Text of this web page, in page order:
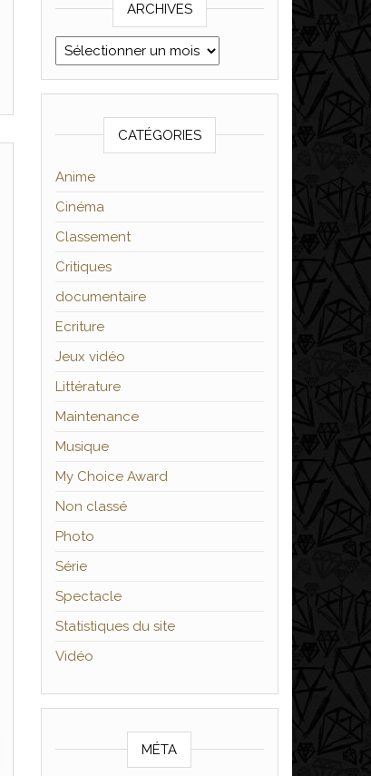
ARCHIVES
Archives
CATÉGORIES
Anime
Cinéma
Classement
Critiques
documentaire
Ecriture
Jeux vidéo
Littérature
Maintenance
Musique
My Choice Award
Non classé
Photo
Série
Spectacle
Statistiques du site
Vidéo
MÉTA